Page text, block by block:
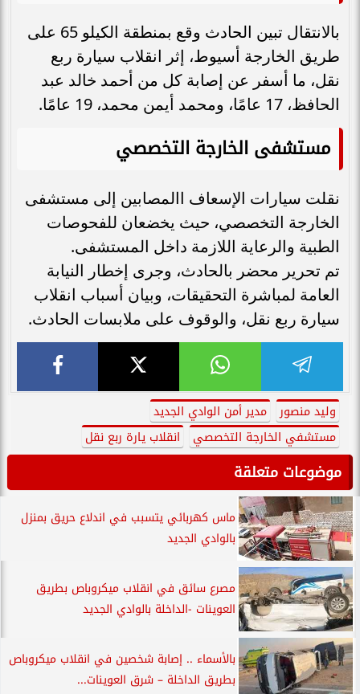
بالانتقال تبين الحادث وقع بمنطقة الكيلو 65 على
طريق الخارجة أسيوط، إثر انقلاب سيارة ربع
نقل، ما أسفر عن إصابة كل من أحمد خالد عبد
الحافظ، 17 عامًا، ومحمد أيمن محمد، 19 عامًا.
مستشفى الخارجة التخصصي
نقلت سيارات الإسعاف االمصابين إلى مستشفى
الخارجة التخصصي، حيث يخضعان للفحوصات
الطبية والرعاية اللازمة داخل المستشفى.
تم تحرير محضر بالحادث، وجرى إخطار النيابة
العامة لمباشرة التحقيقات، وبيان أسباب انقلاب
سيارة ربع نقل، والوقوف على ملابسات الحادث.
وليد منصور
مدير أمن الوادي الجديد
مستشفي الخارجة التخصصي
انقلاب يارة ربع نقل
موضوعات متعلقة
ماس كهربائي يتسبب في اندلاع حريق بمنزل
بالوادي الجديد
مصرع سائق في انقلاب ميكروباص بطريق
العوينات -الداخلة بالوادي الجديد
بالأسماء .. إصابة شخصين في انقلاب ميكروباص
بطريق الداخلة – شرق العوينات...